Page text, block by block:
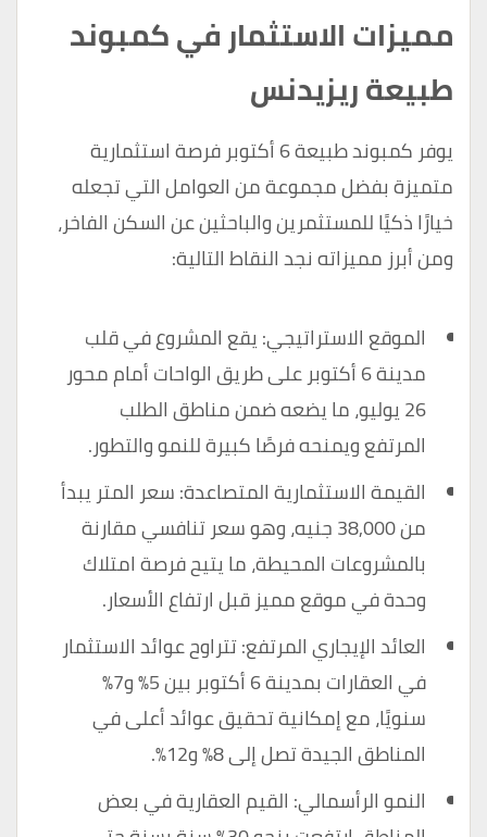
مميزات الاستثمار في كمبوند
طبيعة ريزيدنس
يوفر كمبوند طبيعة 6 أكتوبر فرصة استثمارية
متميزة بفضل مجموعة من العوامل التي تجعله
خيارًا ذكيًا للمستثمرين والباحثين عن السكن الفاخر،
ومن أبرز مميزاته نجد النقاط التالية:
الموقع الاستراتيجي: يقع المشروع في قلب
مدينة 6 أكتوبر على طريق الواحات أمام محور
26 يوليو، ما يضعه ضمن مناطق الطلب
المرتفع ويمنحه فرصًا كبيرة للنمو والتطور.
القيمة الاستثمارية المتصاعدة: سعر المتر يبدأ
من 38,000 جنيه، وهو سعر تنافسي مقارنة
بالمشروعات المحيطة، ما يتيح فرصة امتلاك
وحدة في موقع مميز قبل ارتفاع الأسعار.
العائد الإيجاري المرتفع: تتراوح عوائد الاستثمار
في العقارات بمدينة 6 أكتوبر بين 5% و7%
سنويًا، مع إمكانية تحقيق عوائد أعلى في
المناطق الجيدة تصل إلى 8% و12%.
النمو الرأسمالي: القيم العقارية في بعض